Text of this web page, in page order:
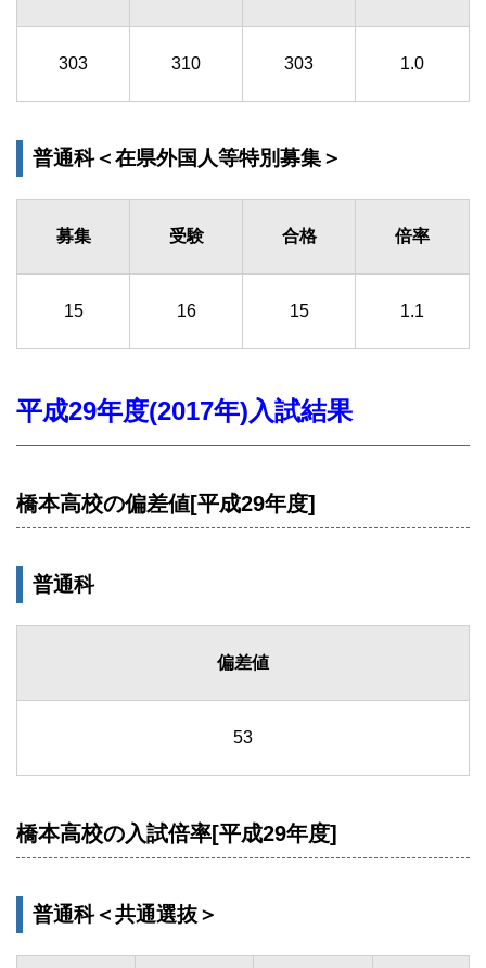
303 310 303 1.0
普通科＜在県外国人等特別募集＞
募集 受験 合格 倍率
15 16 15 1.1
平成29年度(2017年)入試結果
橋本高校の偏差値[平成29年度]
普通科
偏差値
53
橋本高校の入試倍率[平成29年度]
普通科＜共通選抜＞